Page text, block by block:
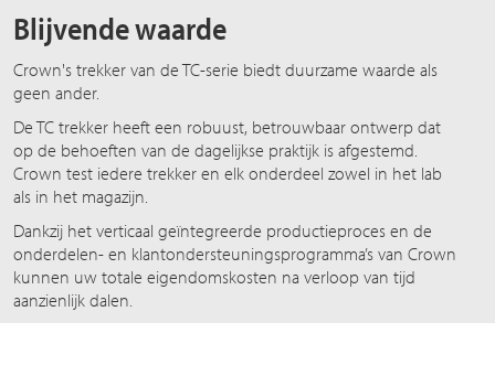
Blijvende waarde
Crown's trekker van de TC-serie biedt duurzame waarde als
geen ander.
De TC trekker heeft een robuust, betrouwbaar ontwerp dat
op de behoeften van de dagelijkse praktijk is afgestemd.
Crown test iedere trekker en elk onderdeel zowel in het lab
als in het magazijn.
Dankzij het verticaal geïntegreerde productieproces en de
onderdelen- en klantondersteuningsprogramma’s van Crown
kunnen uw totale eigendomskosten na verloop van tijd
aanzienlijk dalen.